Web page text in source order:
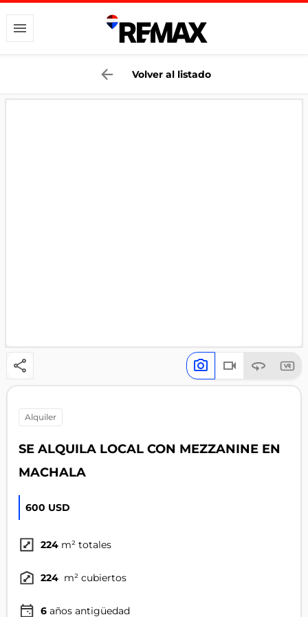
Volver al listado
alquiler
SE ALQUILA LOCAL CON MEZZANINE EN
MACHALA
600 USD
224 m² totales
224 m² cubiertos
6 años antigüedad